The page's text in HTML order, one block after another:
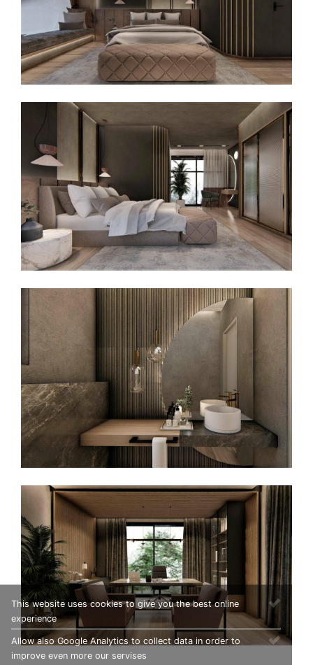
This website uses cookies to give you the best online
experience
Allow also Google Analytics to collect data in order to
improve even more our servises